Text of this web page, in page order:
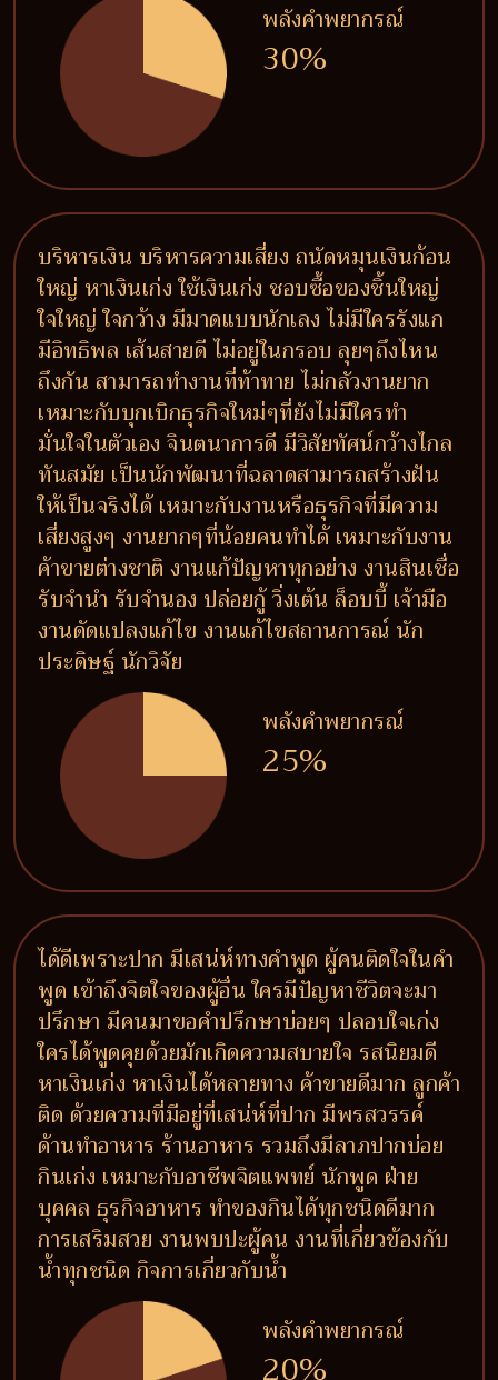
พลังคำพยากรณ์
30%
บริหารเงิน บริหารความเสี่ยง ถนัดหมุนเงินก้อน
ใหญ่ หาเงินเก่ง ใช้เงินเก่ง ชอบซื้อของชิ้นใหญ่
ใจใหญ่ ใจกว้าง มีมาดแบบนักเลง ไม่มีใครรังแก
มีอิทธิพล เส้นสายดี ไม่อยู่ในกรอบ ลุยๆถึงไหน
ถึงกัน สามารถทำงานที่ท้าทาย ไม่กลัวงานยาก
เหมาะกับบุกเบิกธุรกิจใหม่ๆที่ยังไม่มีใครทำ
มั่นใจในตัวเอง จินตนาการดี มีวิสัยทัศน์กว้างไกล
ทันสมัย เป็นนักพัฒนาที่ฉลาดสามารถสร้างฝัน
ให้เป็นจริงได้ เหมาะกับงานหรือธุรกิจที่มีความ
เสี่ยงสูงๆ งานยากๆที่น้อยคนทำได้ เหมาะกับงาน
ค้าขายต่างชาติ งานแก้ปัญหาทุกอย่าง งานสินเชื่อ
รับจำนำ รับจำนอง ปล่อยกู้ วิ่งเต้น ล็อบบี้ เจ้ามือ
งานดัดแปลงแก้ไข งานแก้ไขสถานการณ์ นัก
ประดิษฐ์ นักวิจัย
พลังคำพยากรณ์
25%
ได้ดีเพราะปาก มีเสน่ห์ทางคำพูด ผู้คนติดใจในคำ
พูด เข้าถึงจิตใจของผู้อื่น ใครมีปัญหาชีวิตจะมา
ปรึกษา มีคนมาขอคำปรึกษาบ่อยๆ ปลอบใจเก่ง
ใครได้พูดคุยด้วยมักเกิดความสบายใจ รสนิยมดี
หาเงินเก่ง หาเงินได้หลายทาง ค้าขายดีมาก ลูกค้า
ติด ด้วยความที่มีอยู่ที่เสน่ห์ที่ปาก มีพรสวรรค์
ด้านทำอาหาร ร้านอาหาร รวมถึงมีลาภปากบ่อย
กินเก่ง เหมาะกับอาชีพจิตแพทย์ นักพูด ฝ่าย
บุคคล ธุรกิจอาหาร ทำของกินได้ทุกชนิดดีมาก
การเสริมสวย งานพบปะผู้คน งานที่เกี่ยวข้องกับ
น้ำทุกชนิด กิจการเกี่ยวกับน้ำ
พลังคำพยากรณ์